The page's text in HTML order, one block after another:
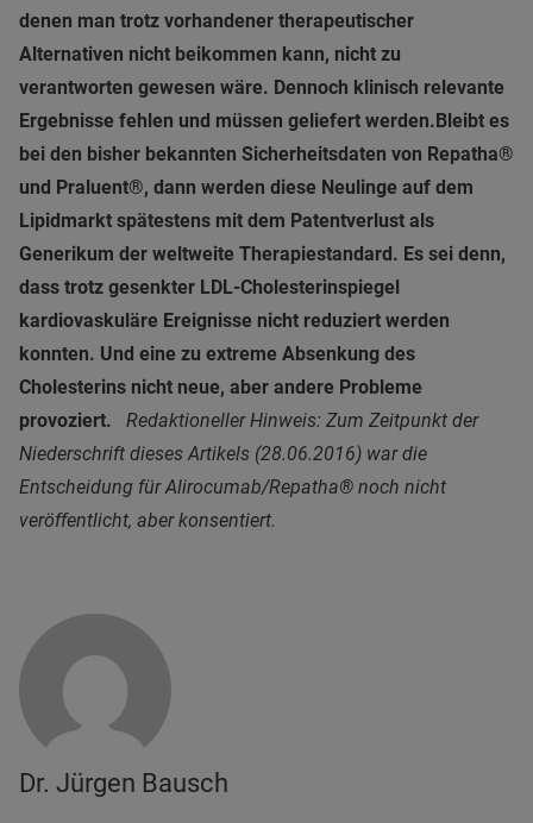
denen man trotz vorhandener therapeutischer
Alternativen nicht beikommen kann, nicht zu
verantworten gewesen wäre. Dennoch klinisch relevante
Ergebnisse fehlen und müssen geliefert werden.Bleibt es
bei den bisher bekannten Sicherheitsdaten von Repatha®
und Praluent®, dann werden diese Neulinge auf dem
Lipidmarkt spätestens mit dem Patentverlust als
Generikum der weltweite Therapiestandard. Es sei denn,
dass trotz gesenkter LDL-Cholesterinspiegel
kardiovaskuläre Ereignisse nicht reduziert werden
konnten. Und eine zu extreme Absenkung des
Cholesterins nicht neue, aber andere Probleme
provoziert.
Redaktioneller Hinweis: Zum Zeitpunkt der
Niederschrift dieses Artikels (28.06.2016) war die
Entscheidung für Alirocumab/Repatha® noch nicht
veröffentlicht, aber konsentiert.
Dr. Jürgen Bausch